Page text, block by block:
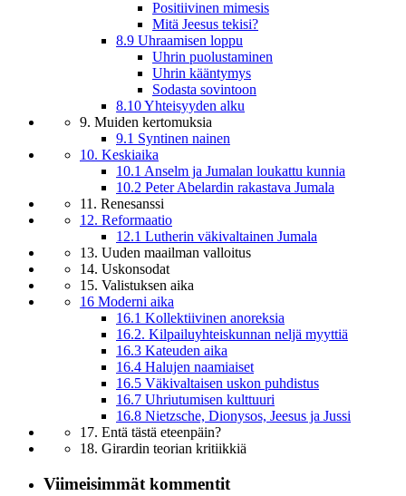
Positiivinen mimesis
Mitä Jeesus tekisi?
8.9 Uhraamisen loppu
Uhrin puolustaminen
Uhrin kääntymys
Sodasta sovintoon
8.10 Yhteisyyden alku
9. Muiden kertomuksia
9.1 Syntinen nainen
10. Keskiaika
10.1 Anselm ja Jumalan loukattu kunnia
10.2 Peter Abelardin rakastava Jumala
11. Renesanssi
12. Reformaatio
12.1 Lutherin väkivaltainen Jumala
13. Uuden maailman valloitus
14. Uskonsodat
15. Valistuksen aika
16 Moderni aika
16.1 Kollektiivinen anoreksia
16.2. Kilpailuyhteiskunnan neljä myyttiä
16.3 Kateuden aika
16.4 Halujen naamiaiset
16.5 Väkivaltaisen uskon puhdistus
16.7 Uhriutumisen kulttuuri
16.8 Nietzsche, Dionysos, Jeesus ja Jussi
17. Entä tästä eteenpäin?
18. Girardin teorian kritiikkiä
Viimeisimmät kommentit